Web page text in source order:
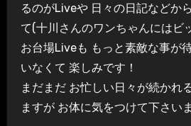
るのがLiveや 日々の日記などか
て(十川さんのワンちゃんにはビ
お台場Liveも もっと素敵な事が
いなくて 楽しみです！
まだまだ お忙しい日々が続かれ
ますが お体に気をつけて下さい